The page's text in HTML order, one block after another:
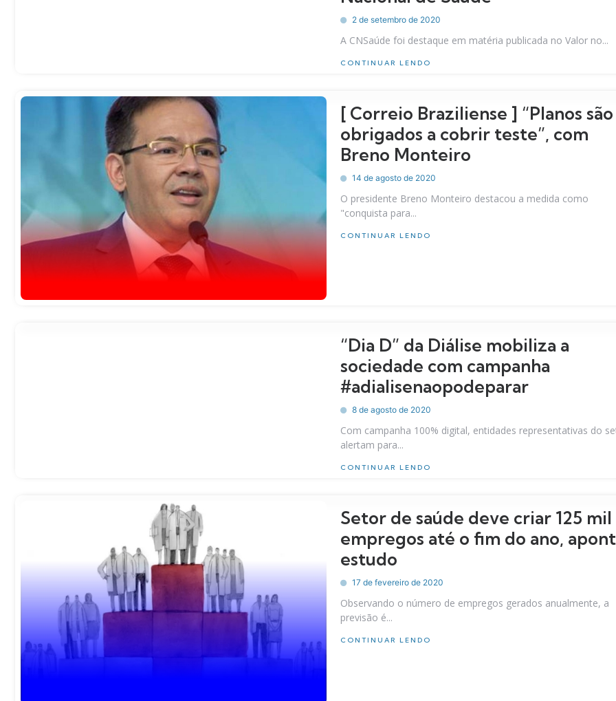
2 de setembro de 2020
A CNSaúde foi destaque em matéria publicada no Valor no...
CONTINUAR LENDO
[ Correio Braziliense ] “Planos são
obrigados a cobrir teste”, com
Breno Monteiro
14 de agosto de 2020
O presidente Breno Monteiro destacou a medida como
"conquista para...
CONTINUAR LENDO
“Dia D” da Diálise mobiliza a
sociedade com campanha
#adialisenaopodeparar
8 de agosto de 2020
Com campanha 100% digital, entidades representativas do
alertam para...
CONTINUAR LENDO
Setor de saúde deve criar 125 mil
empregos até o fim do ano,
estudo
17 de fevereiro de 2020
Observando o número de empregos gerados anualmente, a
previsão é...
CONTINUAR LENDO